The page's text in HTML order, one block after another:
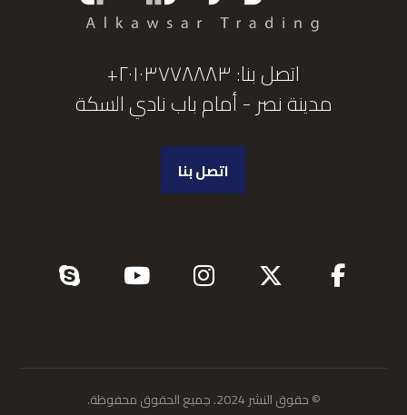
اتصل بنا: ٢٠١٠٣٧٧٨٨٨٣+
مدينة نصر - أمام باب نادي السكة
اتصل بنا
© حقوق النشر 2024. جميع الحقوق محفوظة.